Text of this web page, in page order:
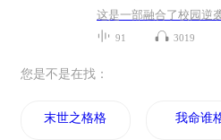
91 3019
您是不是在找：
末世之格格重生 我命谁